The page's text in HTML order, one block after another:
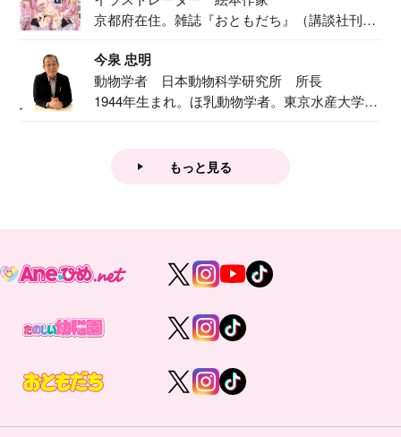
京都府在住。雑誌『おともだち』（講談社刊）
今泉 忠明
動物学者 日本動物科学研究所 所長
1944年生まれ。ほ乳動物学者。東京水産大学卒
もっと見る